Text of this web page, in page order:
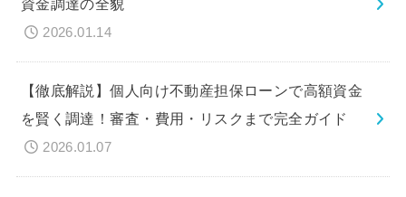
資金調達の全貌
2026.01.14
【徹底解説】個人向け不動産担保ローンで高額資金
を賢く調達！審査・費用・リスクまで完全ガイド
2026.01.07